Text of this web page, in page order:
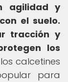
agilidad y
el suelo.
tracción y
los
calcetines
para